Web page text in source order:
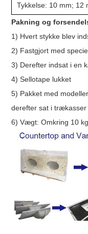
Tykkelse: 10 mm; 12
Pakning og
1) Hvert stykke blev
2) Fastgjort med
3) Derefter indsat i en
4) Sellotape lukket
5) Pakket med
derefter sat i trækasser
6) Vægt: Omkring 10